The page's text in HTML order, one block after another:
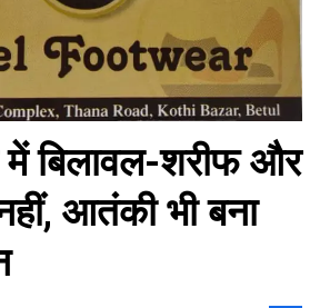
में बिलावल-शरीफ और
आतंकी भी बना